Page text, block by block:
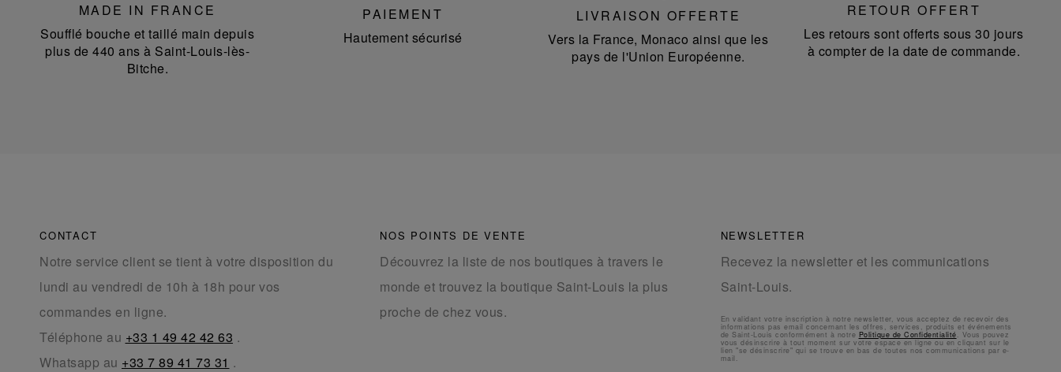
MADE IN FRANCE
Soufflé bouche et taillé main depuis
plus de 440 ans à Saint-Louis-lès-
Bitche.
PAIEMENT
Hautement sécurisé
LIVRAISON OFFERTE
Vers la France, Monaco ainsi que les
pays de l'Union Européenne.
RETOUR OFFERT
Les retours sont offerts sous 30 jours
à compter de la date de commande.
CONTACT
Notre service client se tient à votre disposition du
lundi au vendredi de 10h à 18h pour vos
commandes en ligne.
Téléphone au +33 1 49 42 42 63 .
Whatsapp au +33 7 89 41 73 31 .
NOS POINTS DE VENTE
Découvrez la liste de nos boutiques à travers le
monde et trouvez la boutique Saint-Louis la plus
proche de chez vous.
NEWSLETTER
Recevez la newsletter et les communications
Saint-Louis.
En validant votre inscription à notre newsletter, vous acceptez de recevoir des
informations pas email concernant les offres, services, produits et événements
de Saint-Louis conformément à notre Politique de Confidentialité. Vous pouvez
vous désinscrire à tout moment sur votre espace en ligne ou en cliquant sur le
lien "se désinscrire" qui se trouve en bas de toutes nos communications par e-
mail.